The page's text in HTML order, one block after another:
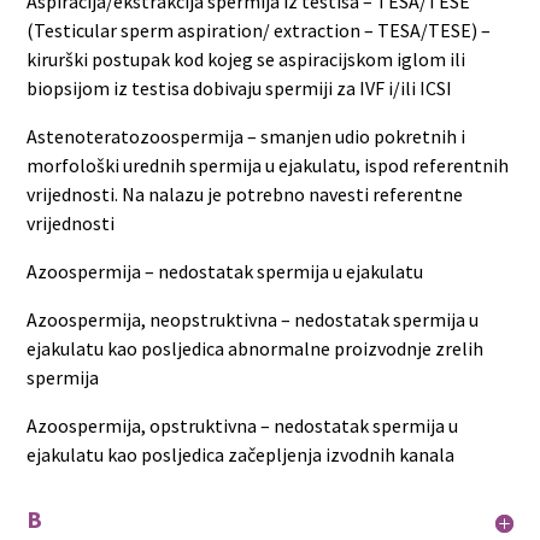
(Testicular sperm aspiration/ extraction – TESA/TESE) –
kirurški postupak kod kojeg se aspiracijskom iglom ili
biopsijom iz testisa dobivaju spermiji za IVF i/ili ICSI
Astenoteratozoospermija – smanjen udio pokretnih i
morfološki urednih spermija u ejakulatu, ispod referentnih
vrijednosti. Na nalazu je potrebno navesti referentne
vrijednosti
Azoospermija – nedostatak spermija u ejakulatu
Azoospermija, neopstruktivna – nedostatak spermija u
ejakulatu kao posljedica abnormalne proizvodnje zrelih
spermija
Azoospermija, opstruktivna – nedostatak spermija u
ejakulatu kao posljedica začepljenja izvodnih kanala
B